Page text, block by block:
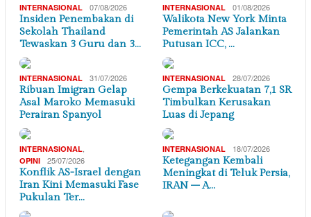
INTERNASIONAL 07/08/2026
Insiden Penembakan di
Sekolah Thailand
Tewaskan 3 Guru dan 3…
INTERNASIONAL 01/08/2026
Walikota New York Minta
Pemerintah AS Jalankan
Putusan ICC, …
INTERNASIONAL 31/07/2026
Ribuan Imigran Gelap
Asal Maroko Memasuki
Perairan Spanyol
INTERNASIONAL 28/07/2026
Gempa Berkekuatan 7,1 SR
Timbulkan Kerusakan
Luas di Jepang
INTERNASIONAL
OPINI 25/07/2026
Konflik AS-Israel dengan
Iran Kini Memasuki Fase
Pukulan Ter…
INTERNASIONAL 18/07/2026
Ketegangan Kembali
Meningkat di Teluk Persia,
IRAN – A…